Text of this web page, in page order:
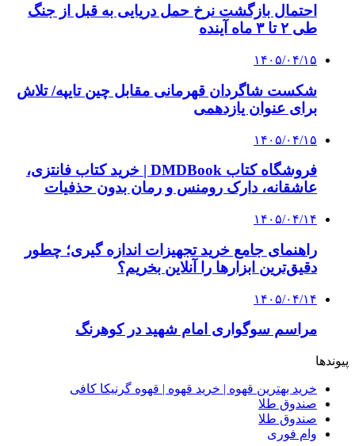
پروژه را تعیین می‌کند؟
از کجا تجهیزات ترافیکی باکیفیت بخریم؟ راهنمای
انتخاب بهترین فروشنده
4 هفته پیش
راه اندازی مرغداری؛ محاسبه هزینه، درآمد و سود با
طرح توجیهی
عاشقانه، دارک رومنس و رمان بدون حذفیات
۱۴۰۵/۰۴/۱۴
راهنمای جامع خرید تجهیزات اندازه گیری؛ چطور
دقیق‌ترین ابزارها را آنلاین بخریم؟
۱۴۰۵/۰۴/۰۹
آربی نوا؛ راهکار هوشمند برای شناسایی
فرصت‌های آربیتراژ ارز دیجیتال
۱۴۰۵/۰۴/۰۶